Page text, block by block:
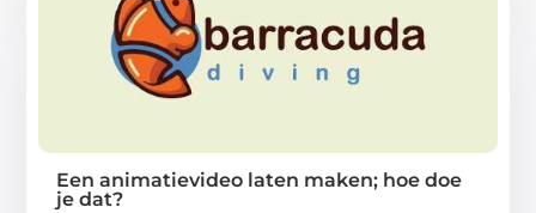
Een animatievideo laten maken; hoe doe
je dat?